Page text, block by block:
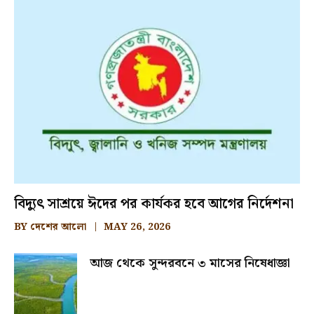
বিদ্যুৎ সাশ্রয়ে ঈদের পর কার্যকর হবে আগের নির্দেশনা
BY দেশের আলো MAY 26, 2026
আজ থেকে সুন্দরবনে ৩ মাসের নিষেধাজ্ঞা